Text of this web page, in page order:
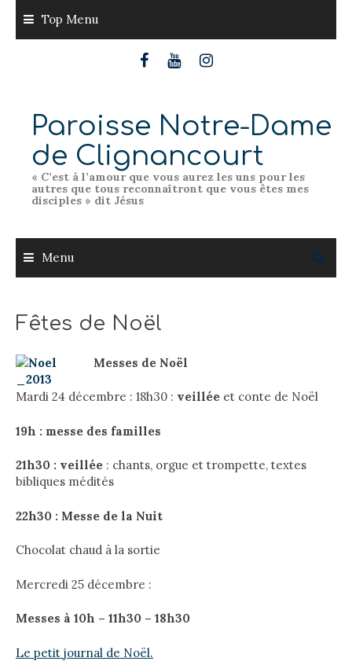
content
Top Menu
Paroisse Notre-Dame
de Clignancourt
« C’est à l’amour que vous aurez les uns pour les
autres que tous reconnaîtront que vous êtes mes
disciples » dit Jésus
Menu
Fêtes de Noël
Messes de Noël
Mardi 24 décembre : 18h30 : veillée et conte de Noël
19h : messe des familles
21h30 : veillée : chants, orgue et trompette, textes
bibliques médités
22h30 : Messe de la Nuit
Chocolat chaud à la sortie
Mercredi 25 décembre :
Messes à 10h – 11h30 – 18h30
Le petit journal de Noël.